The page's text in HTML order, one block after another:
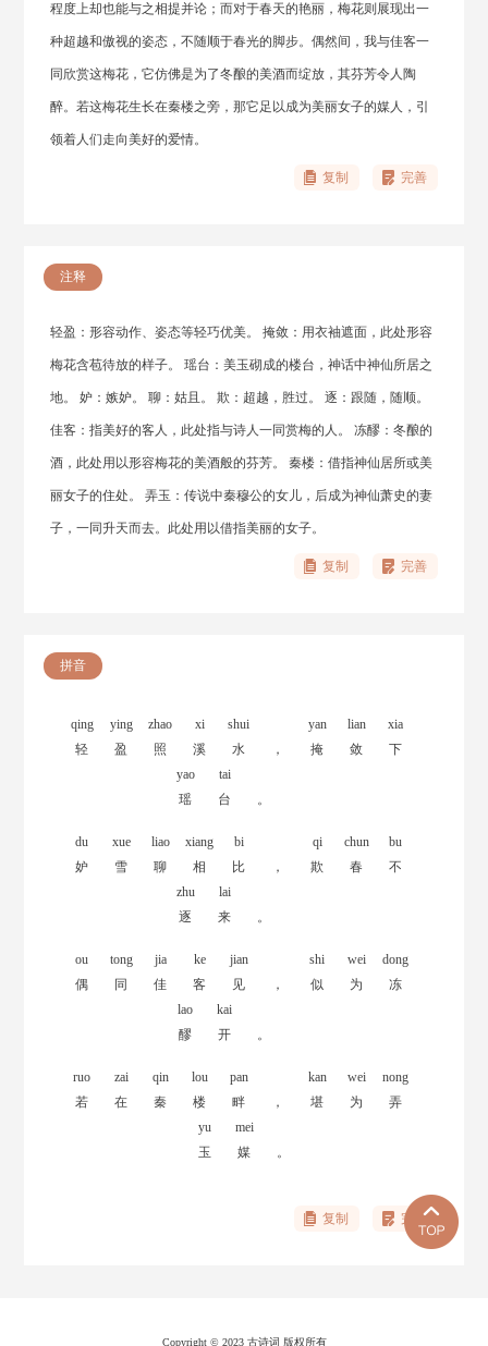
程度上却也能与之相提并论；而对于春天的艳丽，梅花则展现出一
种超越和傲视的姿态，不随顺于春光的脚步。偶然间，我与佳客一
同欣赏这梅花，它仿佛是为了冬酿的美酒而绽放，其芬芳令人陶
醉。若这梅花生长在秦楼之旁，那它足以成为美丽女子的媒人，引
领着人们走向美好的爱情。
复制 完善
注释
轻盈：形容动作、姿态等轻巧优美。 掩敛：用衣袖遮面，此处形容
梅花含苞待放的样子。 瑶台：美玉砌成的楼台，神话中神仙所居之
地。 妒：嫉妒。 聊：姑且。 欺：超越，胜过。 逐：跟随，随顺。
佳客：指美好的客人，此处指与诗人一同赏梅的人。 冻醪：冬酿的
酒，此处用以形容梅花的美酒般的芬芳。 秦楼：借指神仙居所或美
丽女子的住处。 弄玉：传说中秦穆公的女儿，后成为神仙萧史的妻
子，一同升天而去。此处用以借指美丽的女子。
复制 完善
拼音
qing
轻
ying
盈
zhao
照
xi
溪
shui
水
，
yan
掩
lian
敛
xia
下
yao
瑶
tai
台
。
du
妒
xue
雪
liao
聊
xiang
相
bi
比
，
qi
欺
chun
春
bu
不
zhu
逐
lai
来
。
ou
偶
tong
同
jia
佳
ke
客
jian
见
，
shi
似
wei
为
dong
冻
lao
醪
kai
开
。
ruo
若
zai
在
qin
秦
lou
楼
pan
畔
，
kan
堪
wei
为
nong
弄
yu
玉
mei
媒
。
复制 完善
Copyright © 2023 古诗词 版权所有